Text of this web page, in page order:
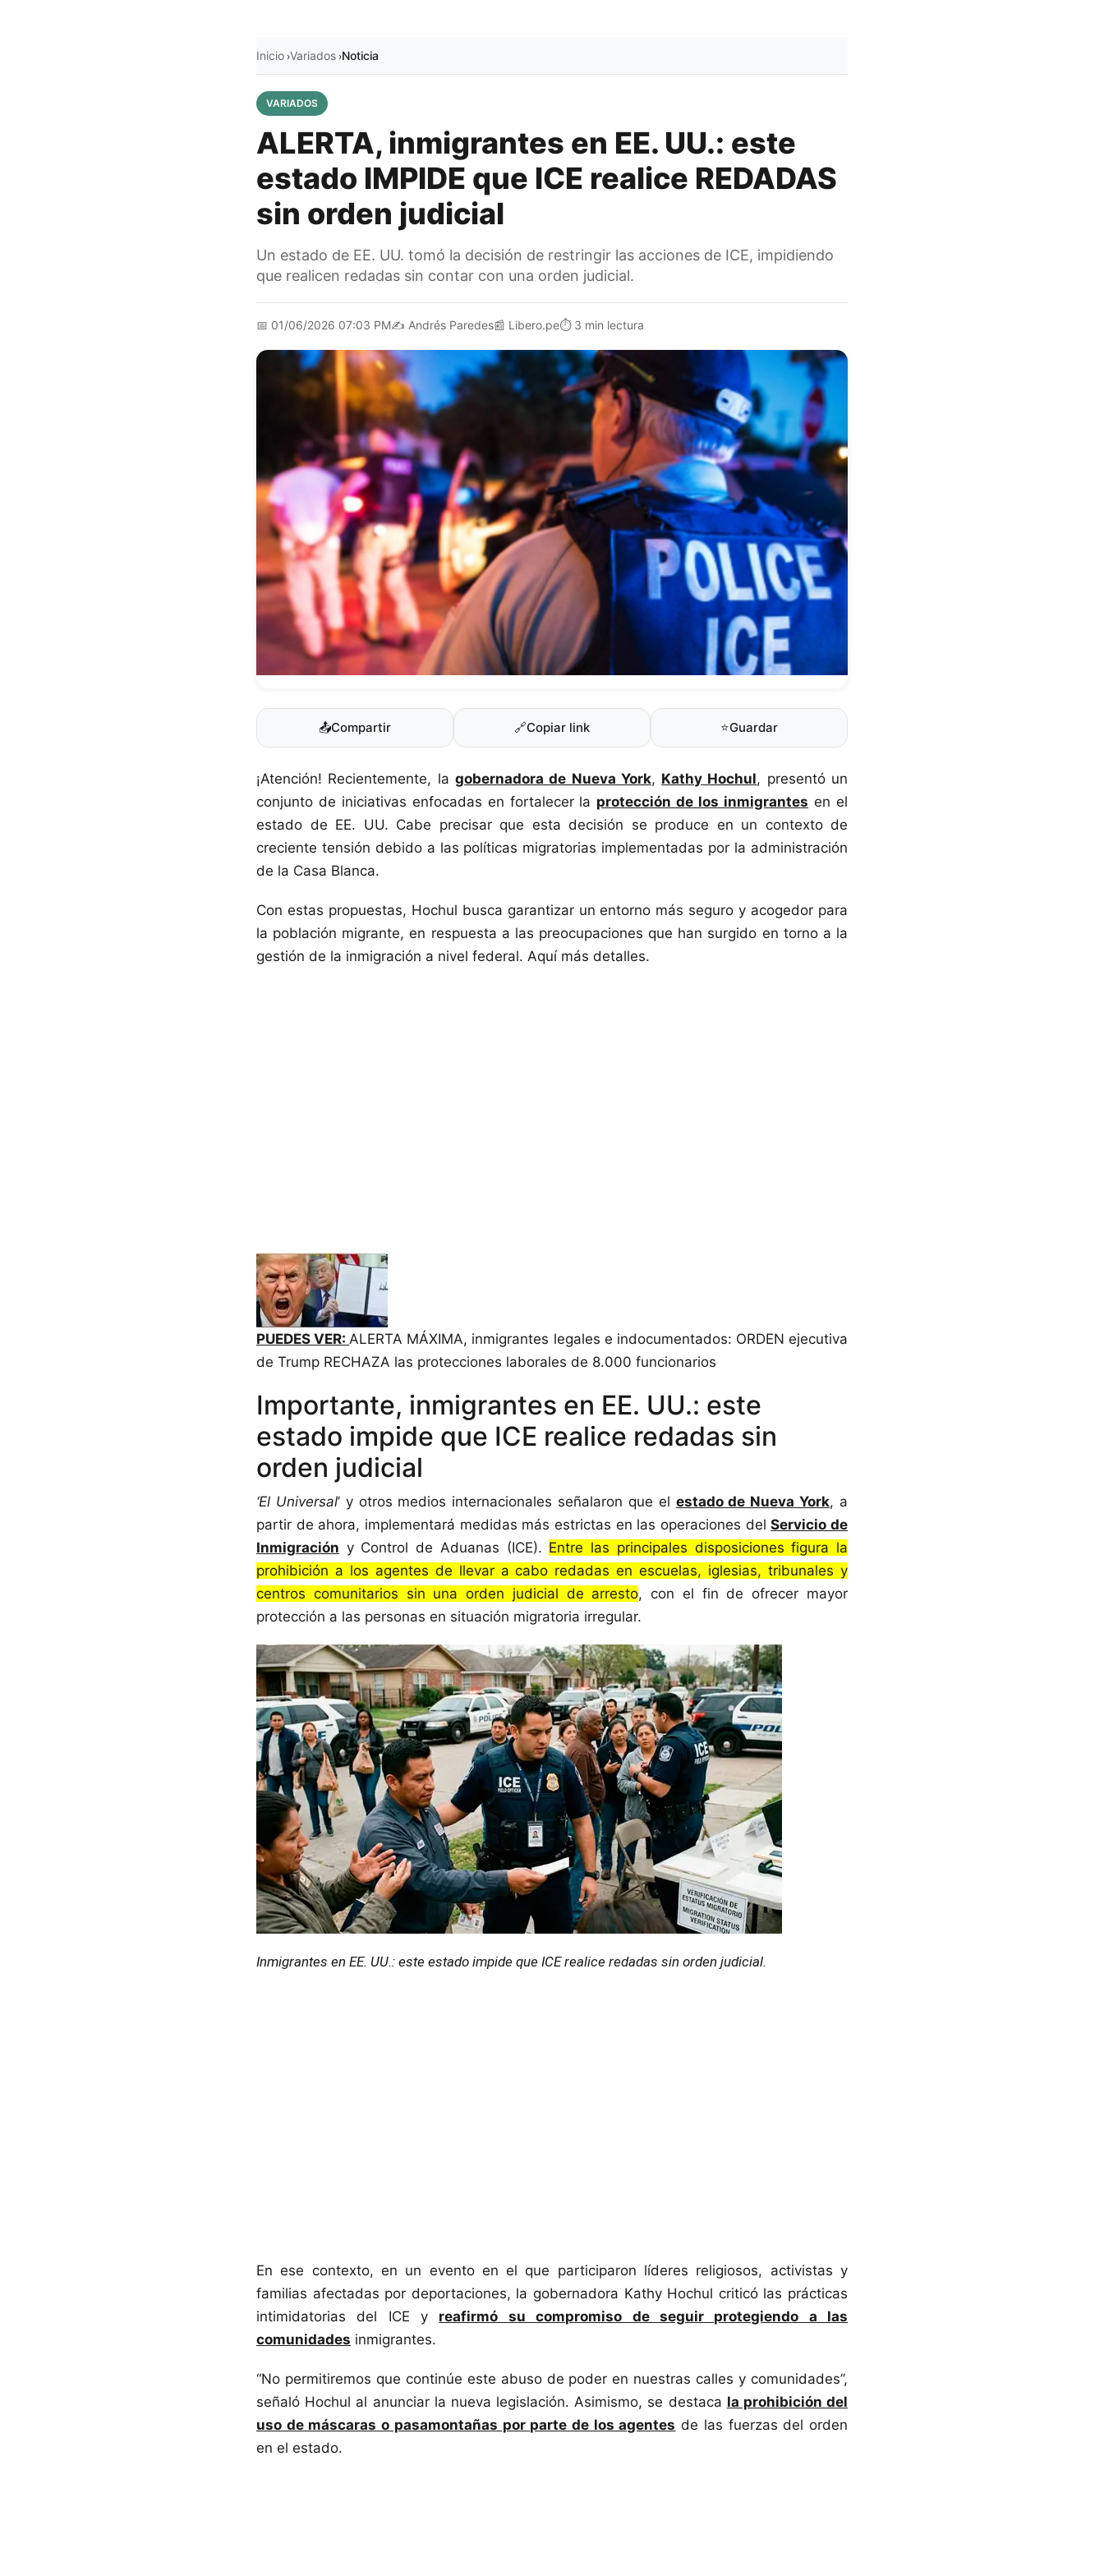
Inicio ›Variados ›Noticia
VARIADOS
ALERTA, inmigrantes en EE. UU.: este
estado IMPIDE que ICE realice REDADAS
sin orden judicial
Un estado de EE. UU. tomó la decisión de restringir las acciones de ICE, impidiendo
que realicen redadas sin contar con una orden judicial.
📅 01/06/2026 07:03 PM✍️ Andrés Paredes📰 Libero.pe⏱️ 3 min lectura
📤Compartir 🔗Copiar link ⭐Guardar
¡Atención! Recientemente, la gobernadora de Nueva York, Kathy Hochul, presentó un
conjunto de iniciativas enfocadas en fortalecer la protección de los inmigrantes en el
estado de EE. UU. Cabe precisar que esta decisión se produce en un contexto de
creciente tensión debido a las políticas migratorias implementadas por la administración
de la Casa Blanca.
Con estas propuestas, Hochul busca garantizar un entorno más seguro y acogedor para
la población migrante, en respuesta a las preocupaciones que han surgido en torno a la
gestión de la inmigración a nivel federal. Aquí más detalles.
PUEDES VER: ALERTA MÁXIMA, inmigrantes legales e indocumentados: ORDEN ejecutiva
de Trump RECHAZA las protecciones laborales de 8.000 funcionarios
Importante, inmigrantes en EE. UU.: este
estado impide que ICE realice redadas sin
orden judicial
‘El Universal’ y otros medios internacionales señalaron que el estado de Nueva York, a
partir de ahora, implementará medidas más estrictas en las operaciones delServicio de
Inmigración y Control de Aduanas (ICE). Entre las principales disposiciones figura la
prohibición a los agentes de llevar a cabo redadas en escuelas, iglesias, tribunales y
centros comunitarios sin una orden judicial de arresto, con el fin de ofrecer mayor
protección a las personas en situación migratoria irregular.
Inmigrantes en EE. UU.: este estado impide que ICE realice redadas sin orden judicial.
En ese contexto, en un evento en el que participaron líderes religiosos, activistas y
familias afectadas por deportaciones, la gobernadora Kathy Hochul criticó las prácticas
intimidatorias del ICE y reafirmó su compromiso de seguir protegiendo a las
comunidades inmigrantes.
“No permitiremos que continúe este abuso de poder en nuestras calles y comunidades”,
señaló Hochul al anunciar la nueva legislación. Asimismo, se destaca la prohibición del
uso de máscaras o pasamontañas por parte de los agentes de las fuerzas del orden
en el estado.